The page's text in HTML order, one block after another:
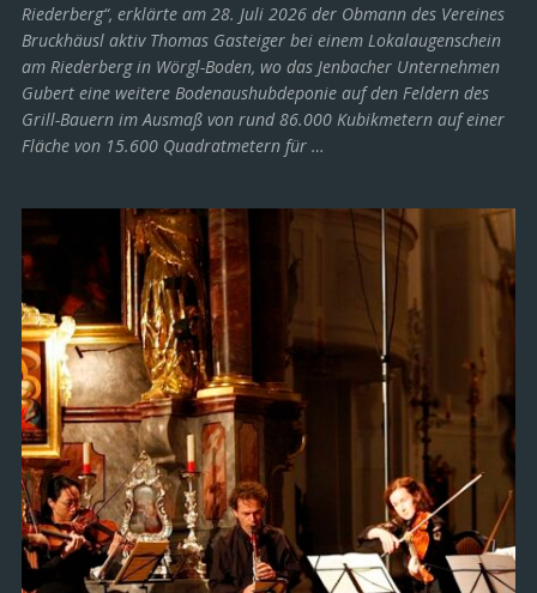
Riederberg“, erklärte am 28. Juli 2026 der Obmann des Vereines
Bruckhäusl aktiv Thomas Gasteiger bei einem Lokalaugenschein
am Riederberg in Wörgl-Boden, wo das Jenbacher Unternehmen
Gubert eine weitere Bodenaushubdeponie auf den Feldern des
Grill-Bauern im Ausmaß von rund 86.000 Kubikmetern auf einer
Fläche von 15.600 Quadratmetern für …